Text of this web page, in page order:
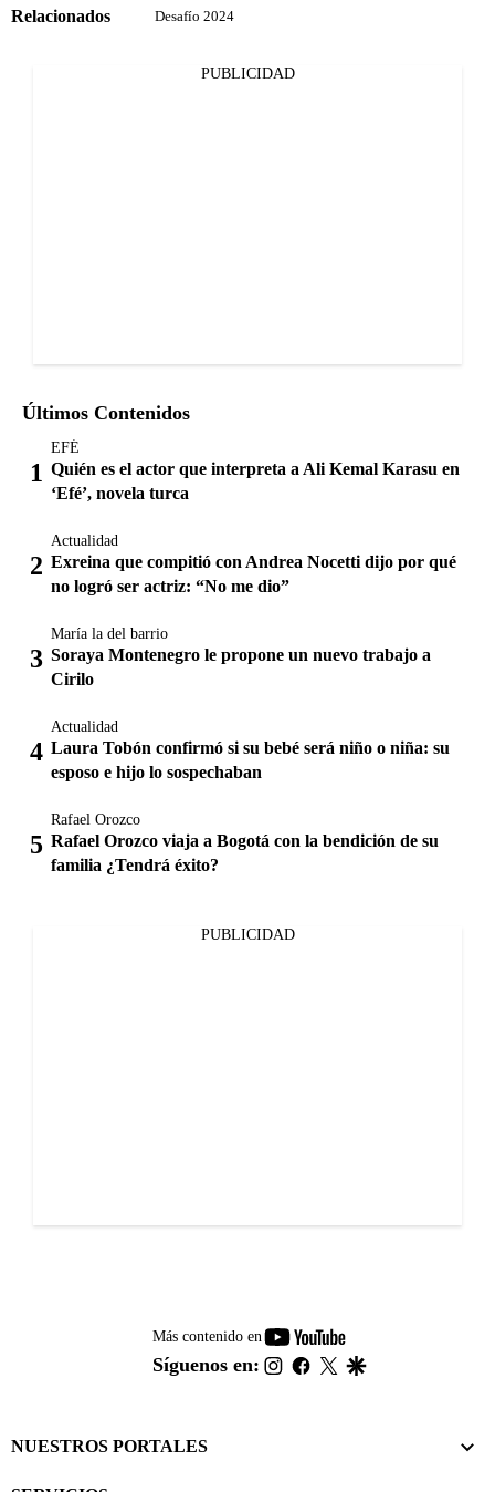
Relacionados Desafío 2024
PUBLICIDAD
Últimos Contenidos
EFÉ
Quién es el actor que interpreta a Ali Kemal Karasu en
‘Efé’, novela turca
Actualidad
Exreina que compitió con Andrea Nocetti dijo por qué
no logró ser actriz: “No me dio”
María la del barrio
Soraya Montenegro le propone un nuevo trabajo a
Cirilo
Actualidad
Laura Tobón confirmó si su bebé será niño o niña: su
esposo e hijo lo sospechaban
Rafael Orozco
Rafael Orozco viaja a Bogotá con la bendición de su
familia ¿Tendrá éxito?
PUBLICIDAD
Más contenido en
youtube-
footer
Síguenos en: instagram
facebook
twitter
NUESTROS PORTALES